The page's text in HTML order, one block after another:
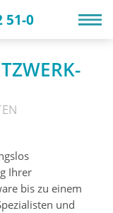
51-0
Ihrer
bis zu einem
und